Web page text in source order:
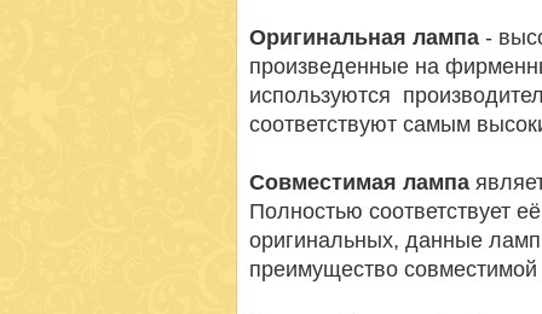
Оригинальная лампа -
произведенные на
используются
соответствуют самым
Совместимая лампа
Полностью соответствует
оригинальных, данные
преимущество